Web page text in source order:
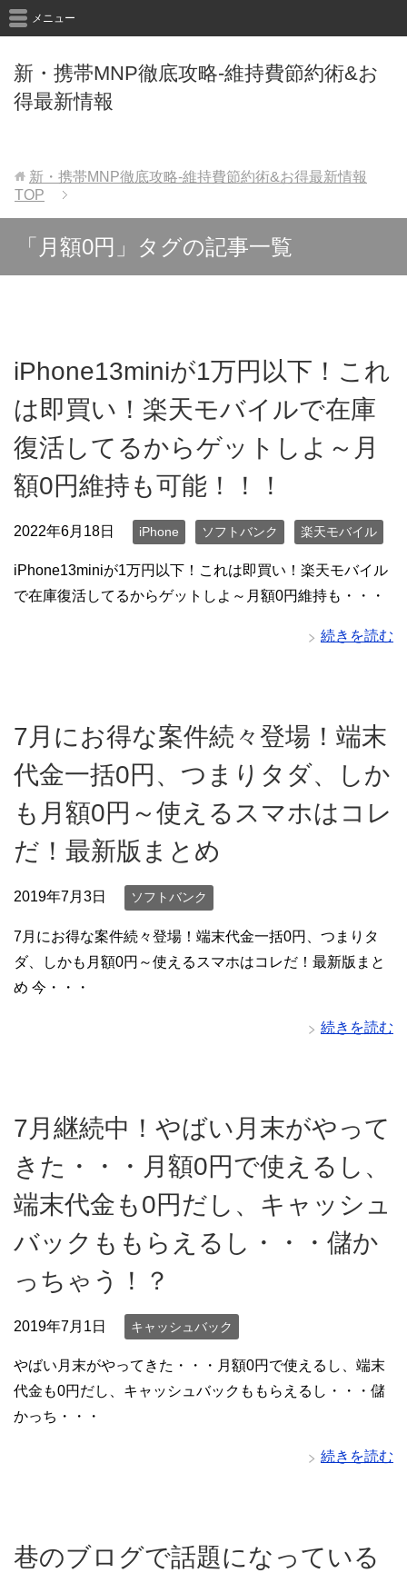
新・携帯MNP徹底攻略-維持費節約術&お
得最新情報
メニュー
新・携帯MNP徹底攻略-維持費節約術&お得最新情報
TOP
「月額0円」タグの記事一覧
iPhone13miniが1万円以下！これ
は即買い！楽天モバイルで在庫
復活してるからゲットしよ～月
額0円維持も可能！！！
2022年6月18日 iPhone ソフトバンク 楽天モバイル
iPhone13miniが1万円以下！これは即買い！楽天モバイル
で在庫復活してるからゲットしよ～月額0円維持も・・・
続きを読む
7月にお得な案件続々登場！端末
代金一括0円、つまりタダ、しか
も月額0円～使えるスマホはコレ
だ！最新版まとめ
2019年7月3日 ソフトバンク
7月にお得な案件続々登場！端末代金一括0円、つまりタ
ダ、しかも月額0円～使えるスマホはコレだ！最新版まと
め 今・・・
続きを読む
7月継続中！やばい月末がやって
きた・・・月額0円で使えるし、
端末代金も0円だし、キャッシュ
バックももらえるし・・・儲か
っちゃう！？
2019年7月1日 キャッシュバック
やばい月末がやってきた・・・月額0円で使えるし、端末
代金も0円だし、キャッシュバックももらえるし・・・儲
かっち・・・
続きを読む
巷のブログで話題になっている